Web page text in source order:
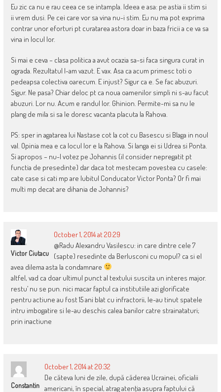
Eu zic ca nu e rau ceea ce se intampla. Ideea e asa: pe astia ii stim si
ii vrem dusi. Pe cei care vor sa vina nu-i stim. Eu nu ma pot exprima
contrar unor eforturi pt curatarea astora doar in baza fricii a ce va sa
vina in locul lor.
Si mai e ceva – clasa politica a avut ocazia sa-si faca singura curat in
ograda. Rezultatul l-am vazut. E vax. Asa ca acum primesc toti o
pedeapsa colectiva oarecum. E injust? Sigur ca e. Se fac abuzuri.
Sigur. Ne pasa? Chiar deloc pt ca noua oamenilor simpli ni s-au facut
abuzuri. Lor nu. Acum e randul lor. Ghinion. Permite-mi sa nu le
plang de mila si sa le doresc vacanta placuta la Rahova.
PS: sper in agatarea lui Nastase cot la cot cu Basescu si Blaga in noul
val. Opinia mea e ca locul lor e la Rahova. Si langa ei si Udrea si Ponta.
Si apropos – nu-l votez pe Johannis (il consider nepregatit pt
functia de presedinte) dar daca tot mestecam povestea cu casele:
cate case si cati mp are Iubitul Conducator Victor Ponta? Or fi mai
multi mp decat are dihania de Johannis?
Victor Ciutacu
October 1, 2014 at 20:29
@Radu Alexandru Vasilescu: in care dintre cele 7
(sapte) resedinte da Berlusconi cu mopul? ca si el
avea dilema asta la condamnare
altfel, vad ca doar ultimul punct al textului suscita un interes major.
restu’ nu se pun. nici macar faptul ca institutiile azi glorificate
pentru actiune au fost 15 ani blat cu infractorii, le-au tinut spatele
intru imbogatire si le-au deschis calea banilor catre strainataturi;
prin inactiune
Constantin
October 1, 2014 at 20:32
De căteva luni de zile, după căderea Ucrainei, oficialii
americani, în special, atrag atenţia asupra faptului că